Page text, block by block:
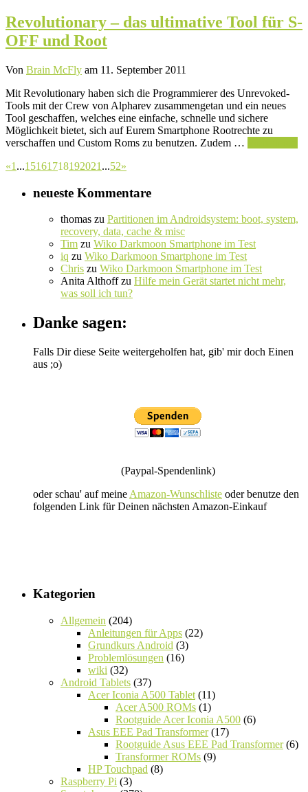
Revolutionary – das ultimative Tool für S-
OFF und Root
Von Brain McFly am 11. September 2011
Mit Revolutionary haben sich die Programmierer des Unrevoked-
Tools mit der Crew von Alpharev zusammengetan und ein neues
Tool geschaffen, welches eine einfache, schnelle und sichere
Möglichkeit bietet, sich auf Eurem Smartphone Rootrechte zu
verschaffen und Custom Roms zu benutzen. Zudem …
«1 ...15161718192021 ...52»
neueste Kommentare
thomas zu Partitionen im Androidsystem: boot, system,
recovery, data, cache & misc
Tim zu Wiko Darkmoon Smartphone im Test
iq zu Wiko Darkmoon Smartphone im Test
Chris zu Wiko Darkmoon Smartphone im Test
Anita Althoffzu Hilfe mein Gerät startet nicht mehr,
was soll ich tun?
Danke sagen:
Falls Dir diese Seite weitergeholfen hat, gib' mir doch Einen
aus ;o)
(Paypal-Spendenlink)
oder schau' auf meine Amazon-Wunschliste oder benutze den
folgenden Link für Deinen nächsten Amazon-Einkauf
Kategorien
Allgemein (204)
Anleitungen für Apps (22)
Grundkurs Android (3)
Problemlösungen (16)
wiki (32)
Android Tablets (37)
Acer Iconia A500 Tablet (11)
Acer A500 ROMs (1)
Rootguide Acer Iconia A500 (6)
Asus EEE Pad Transformer(17)
Rootguide Asus EEE Pad Transformer(6)
Transformer ROMs (9)
HP Touchpad (8)
Raspberry Pi (3)